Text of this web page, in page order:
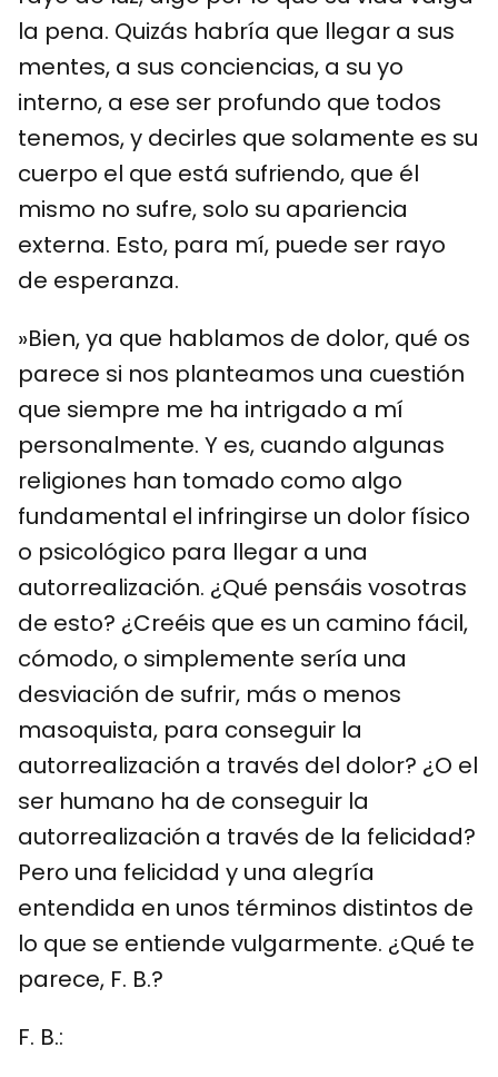
la pena. Quizás habría que llegar a sus
mentes, a sus conciencias, a su yo
interno, a ese ser profundo que todos
tenemos, y decirles que solamente es su
cuerpo el que está sufriendo, que él
mismo no sufre, solo su apariencia
externa. Esto, para mí, puede ser rayo
de esperanza.
»Bien, ya que hablamos de dolor, qué os
parece si nos planteamos una cuestión
que siempre me ha intrigado a mí
personalmente. Y es, cuando algunas
religiones han tomado como algo
fundamental el infringirse un dolor físico
o psicológico para llegar a una
autorrealización. ¿Qué pensáis vosotras
de esto? ¿Creéis que es un camino fácil,
cómodo, o simplemente sería una
desviación de sufrir, más o menos
masoquista, para conseguir la
autorrealización a través del dolor? ¿O el
ser humano ha de conseguir la
autorrealización a través de la felicidad?
Pero una felicidad y una alegría
entendida en unos términos distintos de
lo que se entiende vulgarmente. ¿Qué te
parece, F. B.?
F. B.: